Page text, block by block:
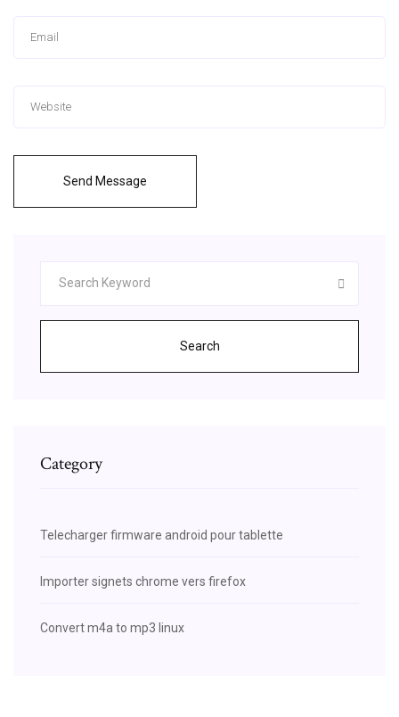
Send Message
Search
Category
Telecharger firmware android pour tablette
Importer signets chrome vers firefox
Convert m4a to mp3 linux